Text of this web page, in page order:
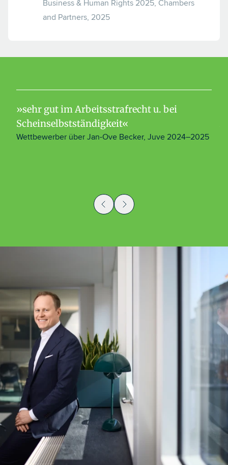
Business & Human Rights 2025, Chambers
and Partners, 2025
sehr gut im Arbeitsstrafrecht u. bei
Scheinselbstständigkeit
Wettbewerber über Jan-Ove Becker, Juve 2024–2025